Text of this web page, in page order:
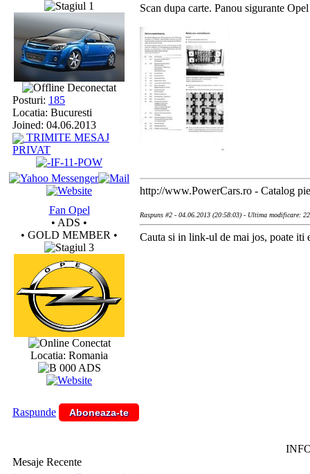
Deconectat
Posturi: 185
Locatia: Bucuresti
Joined: 04.06.2013
TRIMITE MESAJ
PRIVAT
Scan dupa carte. Panou sigurante
http://www.PowerCars.ro - Catalog
Fan Opel
• ADS •
• GOLD MEMBER •
Conectat
Locatia: Romania
Raspuns #2 - 04.06.2013 (20:58:03) - Ultima modificare:
Cauta si in link-ul de mai jos, poate iti
Raspunde Aboneaza-te
Mesaje Recente